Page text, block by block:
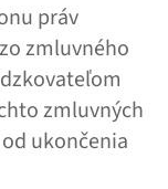
práv
zmluvného
zmluvných
ukončenia